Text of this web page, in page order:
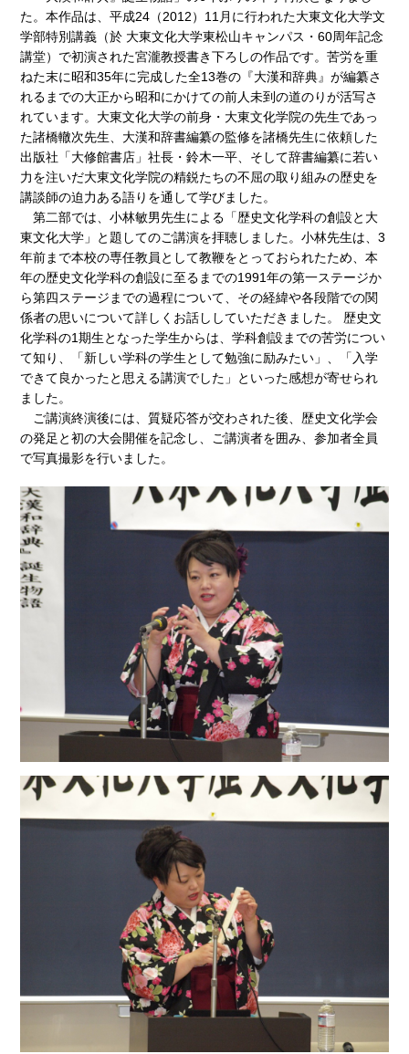
た。本作品は、平成24（2012）11月に行われた大東文化大学文
学部特別講義（於 大東文化大学東松山キャンパス・60周年記念
講堂）で初演された宮瀧教授書き下ろしの作品です。苦労を重
ねた末に昭和35年に完成した全13巻の『大漢和辞典』が編纂さ
れるまでの大正から昭和にかけての前人未到の道のりが活写さ
れています。大東文化大学の前身・大東文化学院の先生であっ
た諸橋轍次先生、大漢和辞書編纂の監修を諸橋先生に依頼した
出版社「大修館書店」社長・鈴木一平、そして辞書編纂に若い
力を注いだ大東文化学院の精鋭たちの不屈の取り組みの歴史を
講談師の迫力ある語りを通して学びました。
第二部では、小林敏男先生による「歴史文化学科の創設と大
東文化大学」と題してのご講演を拝聴しました。小林先生は、3
年前まで本校の専任教員として教鞭をとっておられたため、本
年の歴史文化学科の創設に至るまでの1991年の第一ステージか
ら第四ステージまでの過程について、その経緯や各段階での関
係者の思いについて詳しくお話ししていただきました。 歴史文
化学科の1期生となった学生からは、学科創設までの苦労につい
て知り、「新しい学科の学生として勉強に励みたい」、「入学
できて良かったと思える講演でした」といった感想が寄せられ
ました。
ご講演終演後には、質疑応答が交わされた後、歴史文化学会
の発足と初の大会開催を記念し、ご講演者を囲み、参加者全員
で写真撮影を行いました。